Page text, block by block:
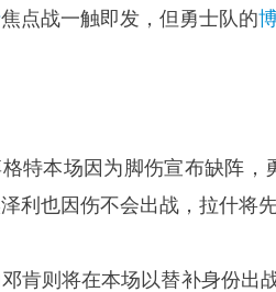
焦点战一触即发，但勇士队的
特本场因为脚伤宣布缺阵
利也因伤不会出战，拉什将先
肯则将在本场以替补身份出